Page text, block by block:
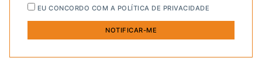
EU CONCORDO COM A POLÍTICA DE PRIVACIDADE